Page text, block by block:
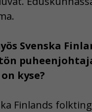
Svenska
kyse?
Finlands